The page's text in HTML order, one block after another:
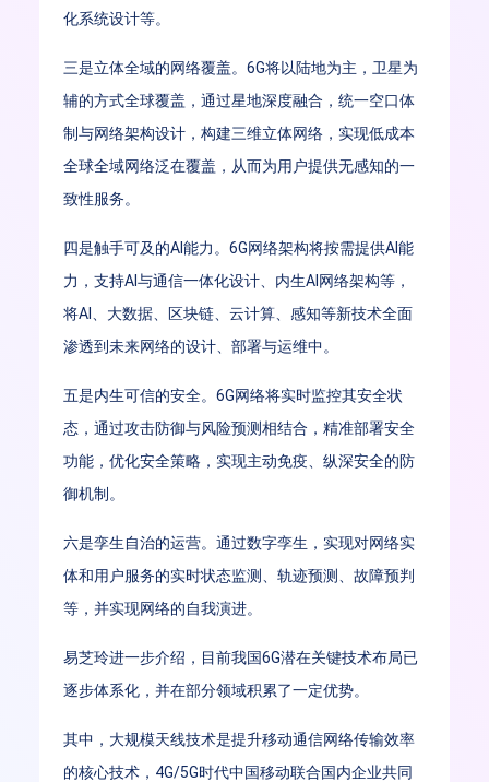
化系统设计等。
三是立体全域的网络覆盖。6G将以陆地为主，卫星为
辅的方式全球覆盖，通过星地深度融合，统一空口体
制与网络架构设计，构建三维立体网络，实现低成本
全球全域网络泛在覆盖，从而为用户提供无感知的一
致性服务。
四是触手可及的AI能力。6G网络架构将按需提供AI能
力，支持AI与通信一体化设计、内生AI网络架构等，
将AI、大数据、区块链、云计算、感知等新技术全面
渗透到未来网络的设计、部署与运维中。
五是内生可信的安全。6G网络将实时监控其安全状
态，通过攻击防御与风险预测相结合，精准部署安全
功能，优化安全策略，实现主动免疫、纵深安全的防
御机制。
六是孪生自治的运营。通过数字孪生，实现对网络实
体和用户服务的实时状态监测、轨迹预测、故障预判
等，并实现网络的自我演进。
易芝玲进一步介绍，目前我国6G潜在关键技术布局已
逐步体系化，并在部分领域积累了一定优势。
其中，大规模天线技术是提升移动通信网络传输效率
的核心技术，4G/5G时代中国移动联合国内企业共同